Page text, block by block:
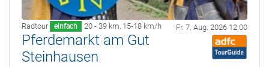
Radtour einfach 20 - 39 km, 15-18 km/h Fr. 7. Aug. 2026 12:00
Pferdemarkt am Gut
Steinhausen